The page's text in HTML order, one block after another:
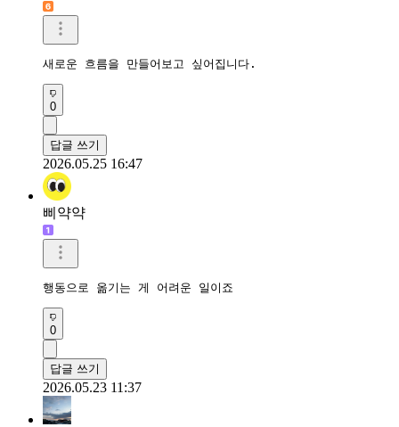
새로운 흐름을 만들어보고 싶어집니다.
0
답글 쓰기
2026.05.25 16:47
삐약약
행동으로 옮기는 게 어려운 일이죠
0
답글 쓰기
2026.05.23 11:37